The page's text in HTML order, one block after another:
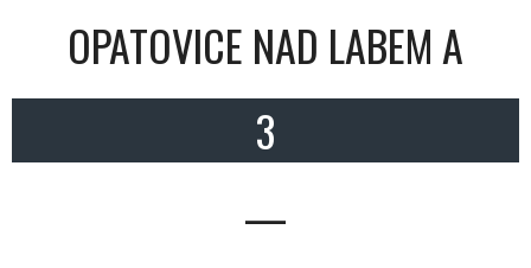
OPATOVICE NAD LABEM A
3
—